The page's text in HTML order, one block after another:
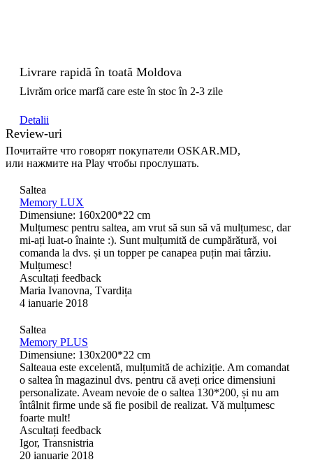
Livrare rapidă în toată Moldova
Livrăm orice marfă care este în stoc în 2-3 zile
Detalii
Review-uri
Почитайте что говорят покупатели OSKAR.MD,
или нажмите на Play чтобы прослушать.
Saltea
Memory LUX
Dimensiune: 160x200*22 cm
Mulțumesc pentru saltea, am vrut să sun să vă mulțumesc, dar
mi-ați luat-o înainte :). Sunt mulțumită de cumpărătură, voi
comanda la dvs. și un topper pe canapea puțin mai târziu.
Mulțumesc!
Ascultați feedback
Maria Ivanovna, Tvardița
4 ianuarie 2018
Saltea
Memory PLUS
Dimensiune: 130х200*22 cm
Salteaua este excelentă, mulțumită de achiziție. Am comandat
o saltea în magazinul dvs. pentru că aveți orice dimensiuni
personalizate. Aveam nevoie de o saltea 130*200, și nu am
întâlnit firme unde să fie posibil de realizat. Vă mulțumesc
foarte mult!
Ascultați feedback
Igor, Transnistria
20 ianuarie 2018